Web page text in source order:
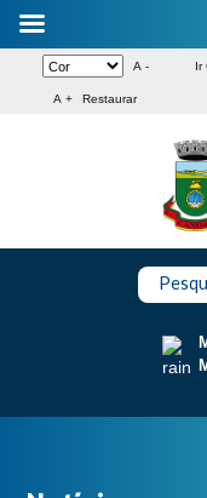
A -
A + Restaurar
Ir